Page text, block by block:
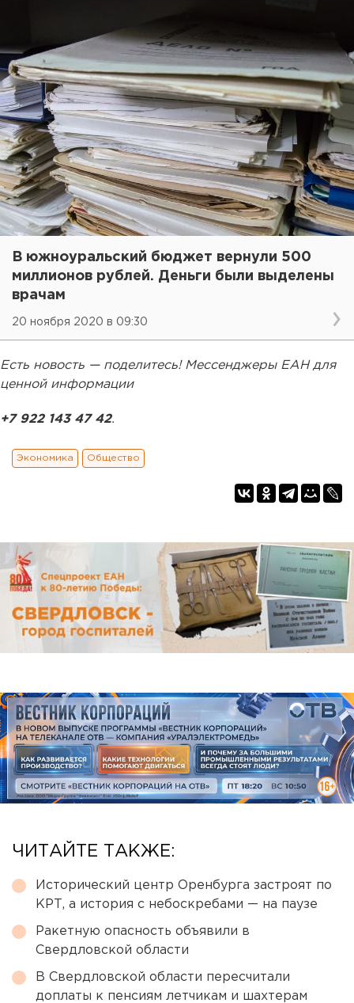
В южноуральский бюджет вернули 500
миллионов рублей. Деньги были выделены
врачам
20 ноября 2020 в 09:30
Есть новость — поделитесь! Мессенджеры ЕАН для
ценной информации
+7 922 143 47 42.
Экономика Общество
ЧИТАЙТЕ ТАКЖЕ:
Исторический центр Оренбурга застроят по
КРТ, а история с небоскребами — на паузе
Ракетную опасность объявили в
Свердловской области
В Свердловской области пересчитали
доплаты к пенсиям летчикам и шахтерам